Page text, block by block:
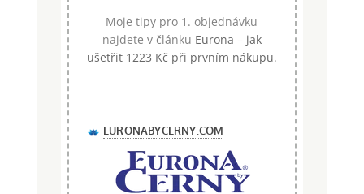
Moje tipy pro 1. objednávku
najdete v článku Eurona – jak
ušetřit 1223 Kč při prvním nákupu.